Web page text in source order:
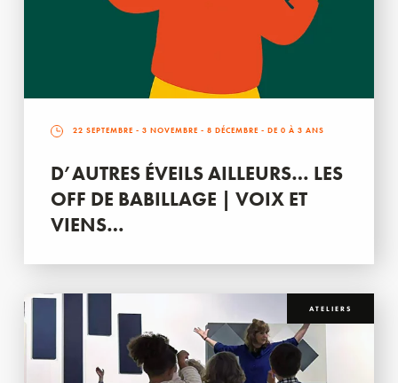
22 SEPTEMBRE - 3 NOVEMBRE - 8 DÉCEMBRE - DE 0 À 3 ANS
D’AUTRES ÉVEILS AILLEURS… LES
OFF DE BABILLAGE | VOIX ET
VIENS…
ATELIERS